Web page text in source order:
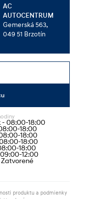
AC
AUTOCENTRUM
Gemerská 563,
049 51 Brzotín
- 08:00-18:00
18:00
18:00
18:00
18:00
12:00
produktu a podmienky